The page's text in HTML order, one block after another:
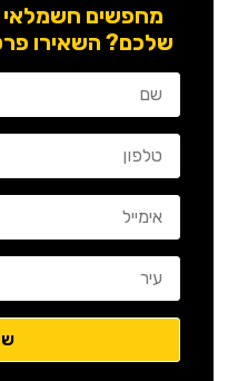
מחפשים חשמלאי
שלכם? השאירו